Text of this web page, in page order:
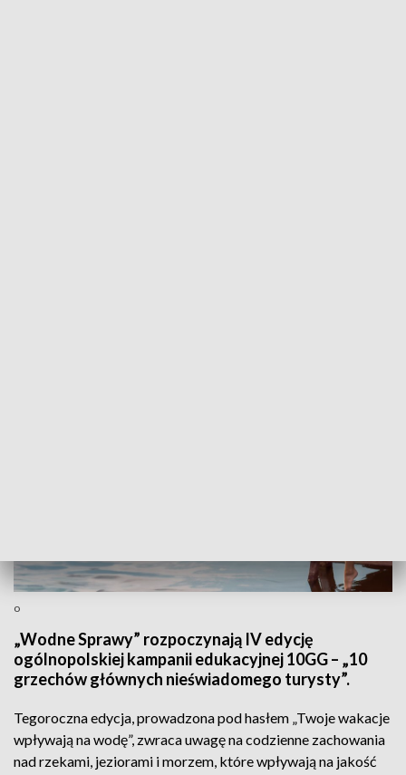
o
„Wodne Sprawy” rozpoczynają IV edycję
ogólnopolskiej kampanii edukacyjnej 10GG – „10
grzechów głównych nieświadomego turysty”.
Tegoroczna edycja, prowadzona pod hasłem „Twoje wakacje
wpływają na wodę”, zwraca uwagę na codzienne zachowania
nad rzekami, jeziorami i morzem, które wpływają na jakość